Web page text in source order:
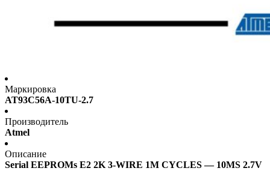
Маркировка
AT93C56A-10TU-2.7
Производитель
Atmel
Описание
Serial EEPROMs E2 2K 3-WIRE 1M CYCLES — 10MS 2.7V